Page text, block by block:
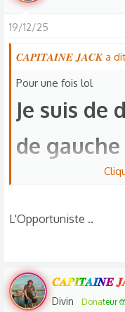
19/12/25
𝑪𝑨𝑷𝑰𝑻𝑨𝑰𝑵𝑬 𝑱𝑨𝑪𝑲 a
Pour une fois lol
Je suis de
de
?​
L'Opportuniste ..
𝑪𝑨𝑷𝑰𝑻𝑨𝑰𝑵𝑬
Divin Donateur